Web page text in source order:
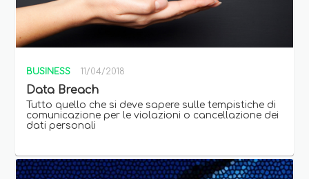
BUSINESS 11/04/2018
Data Breach
Tutto quello che si deve sapere sulle tempistiche di
comunicazione per le violazioni o cancellazione dei
dati personali